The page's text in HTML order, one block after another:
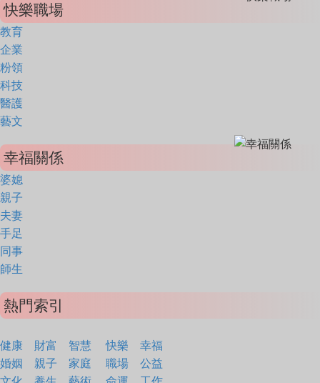
快樂職場
教育
企業
粉領
科技
醫護
藝文
幸福關係
婆媳
親子
夫妻
手足
同事
師生
熱門索引
健康 財富 智慧 快樂
幸福
婚姻
親子 家庭 職場
公益